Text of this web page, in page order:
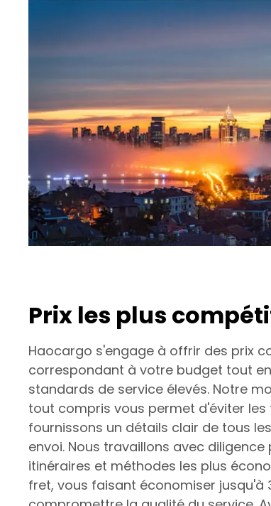
Prix les plus
Haocargo s'engage à offrir des prix
correspondant à votre budget tout
standards de service élevés. Notre
tout compris vous permet d'éviter les
fournissons un détails clair de tous
envoi. Nous travaillons avec
itinéraires et méthodes les plus
fret, vous faisant économiser jusqu'à